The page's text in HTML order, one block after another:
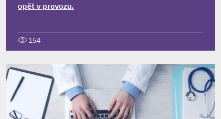
opět v provozu.
154